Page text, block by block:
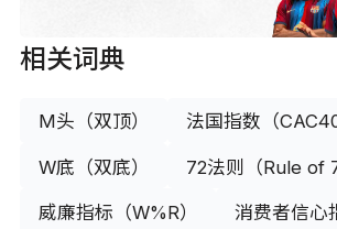
相关词典
M头（双顶） 法国指数（CAC40
W底（双底） 72法则（Rule of
威廉指标（W%R） 消费者信心